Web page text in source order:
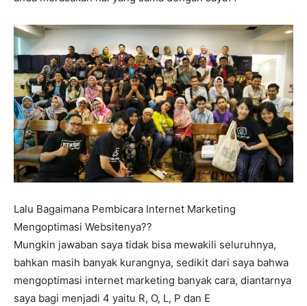
Lalu Bagaimana Pembicara Internet Marketing
Mengoptimasi Websitenya??
Mungkin jawaban saya tidak bisa mewakili seluruhnya,
bahkan masih banyak kurangnya, sedikit dari saya bahwa
mengoptimasi internet marketing banyak cara, diantarnya
saya bagi menjadi 4 yaitu R, O, L, P dan E